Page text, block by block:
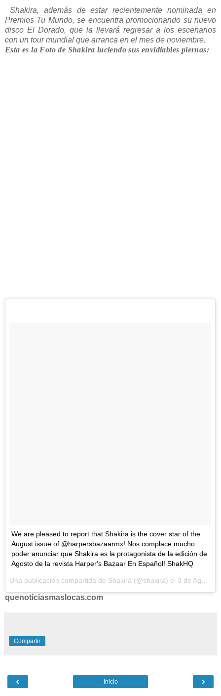
Shakira, además de estar recientemente nominada en
Premios Tu Mundo, se encuentra promocionando su nuevo
disco El Dorado, que la llevará regresar a los escenarios
con un tour mundial que arranca en el mes de noviembre.
Esta es la Foto de Shakira luciendo sus envidiables piernas:
We are pleased to report that Shakira is the cover star of the
August issue of @harpersbazaarmx! Nos complace mucho
poder anunciar que Shakira es la protagonista de la edición de
Agosto de la revista Harper's Bazaar En Español! ShakHQ
Una publicación compartida de Shakira (@shakira) el 3 de Ago de 2017 a la(s) 12:35 PDT
quenoticiasmaslocas.com
Compartir
‹ ›
Inicio